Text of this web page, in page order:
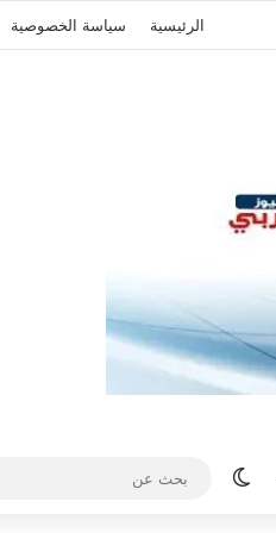
الرئيسية سياسة الخصوصية
الوضع المظلم